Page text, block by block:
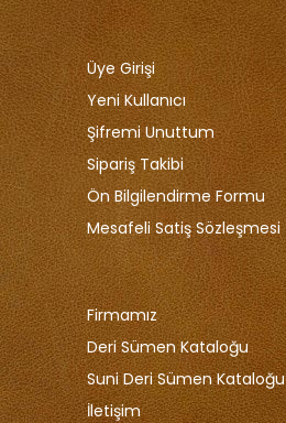
Üye Girişi
Yeni Kullanıcı
Şifremi Unuttum
Sipariş Takibi
Ön Bilgilendirme Formu
Mesafeli Satiş Sözleşmesi
Firmamız
Deri Sümen Kataloğu
Suni Deri Sümen Kataloğu
İletişim